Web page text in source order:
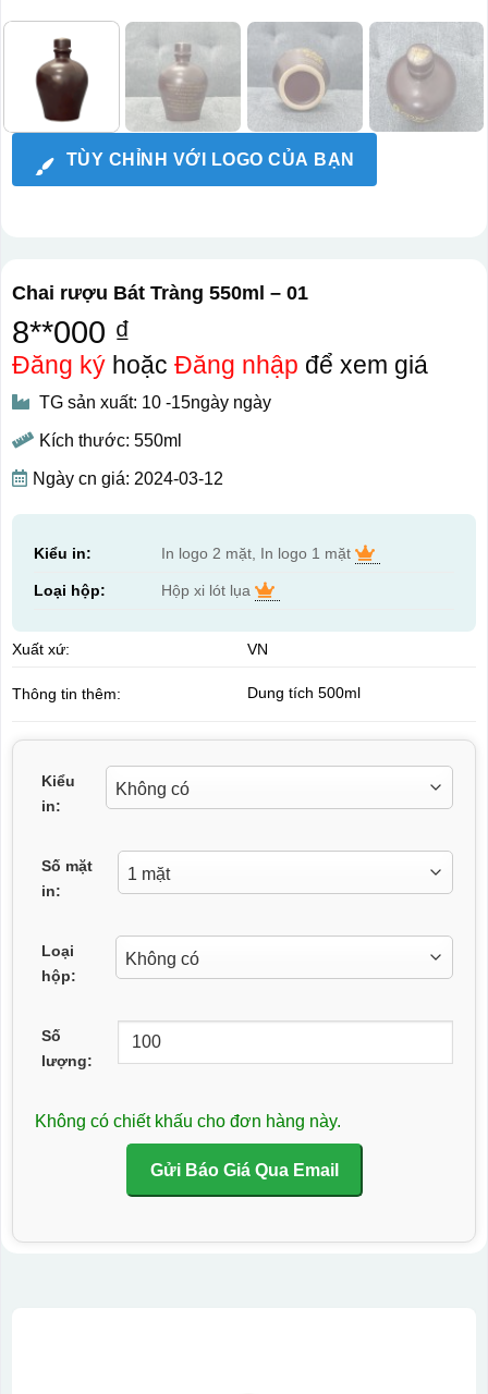
TÙY CHỈNH VỚI LOGO CỦA BẠN
Chai rượu Bát Tràng 550ml – 01
8**000 ₫
Đăng kýhoặc Đăng nhập để xem giá
TG sản xuất: 10 -15ngày ngày
Kích thước: 550ml
Ngày cn giá: 2024-03-12
Kiểu in: In logo 2 mặt, In logo 1 mặt
Loại hộp: Hộp xi lót lụa
Xuất xứ: VN
Thông tin thêm: Dung tích 500ml
Kiểu
in:
Số mặt
in:
Loại
hộp:
Số
lượng:
Không có chiết khấu cho đơn hàng này.
Gửi Báo Giá Qua Email